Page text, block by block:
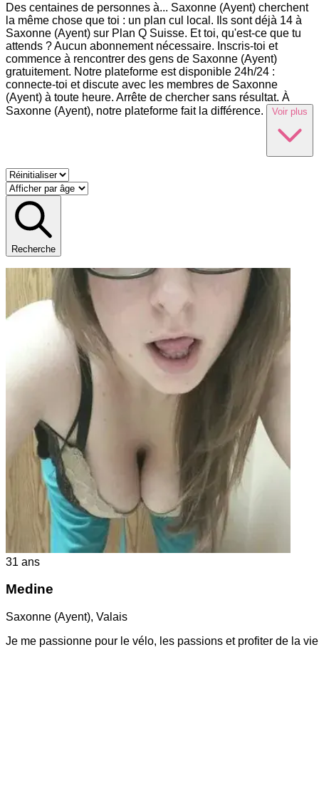
Des centaines de personnes à... Saxonne (Ayent) cherchent
la même chose que toi : un plan cul local. Ils sont déjà 14 à
Saxonne (Ayent) sur Plan Q Suisse. Et toi, qu'est-ce que tu
attends ? Aucun abonnement nécessaire. Inscris-toi et
commence à rencontrer des gens de Saxonne (Ayent)
gratuitement. Notre plateforme est disponible 24h/24 :
connecte-toi et discute avec les membres de Saxonne
(Ayent) à toute heure. Arrête de chercher sans résultat. À
Saxonne (Ayent), notre plateforme fait la différence.
Voir plus
Recherche
31 ans
Medine
Saxonne (Ayent), Valais
Je me passionne pour le vélo, les passions et profiter de la